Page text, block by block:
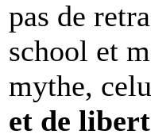
pas de
school et
mythe,
et de